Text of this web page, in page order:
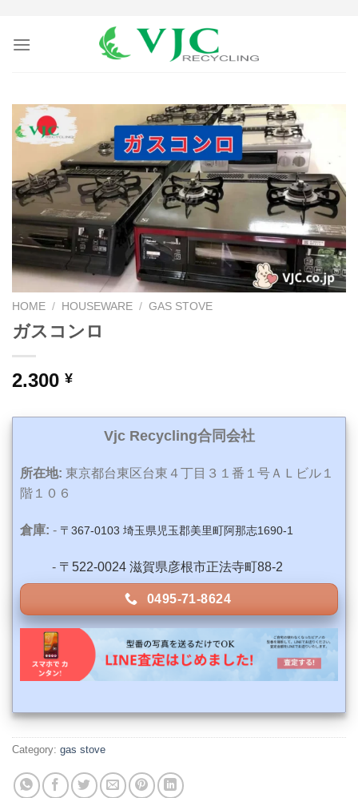
HOME / HOUSEWARE / GAS STOVE
ガスコンロ
2.300 ¥
Vjc Recycling合同会社
所在地: 東京都台東区台東４丁目３１番１号ＡＬビル１
階１０６
倉庫: - 〒367-0103 埼玉県児玉郡美里町阿那志1690-1
- 〒522-0024 滋賀県彦根市正法寺町88-2
0495-71-8624
Category: gas stove